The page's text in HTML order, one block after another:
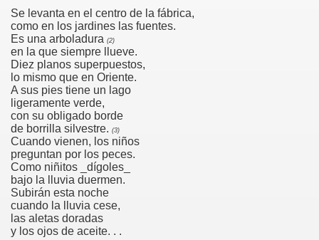
Se levanta en el centro de la fábrica,
como en los jardines las fuentes.
Es una arboladura (2)
en la que siempre llueve.
Diez planos superpuestos,
lo mismo que en Oriente.
A sus pies tiene un lago
ligeramente verde,
con su obligado borde
de borrilla silvestre. (3)
Cuando vienen, los niños
preguntan por los peces.
Como niñitos _ dígoles_
bajo la lluvia duermen.
Subirán esta noche
cuando la lluvia cese,
las aletas doradas
y los ojos de aceite. . .